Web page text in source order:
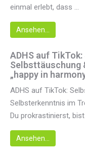
einmal erlebt, dass ...
Ansehen...
ADHS auf
Selbsttäuschung
„happy in
ADHS auf TikTok:
Selbsterkenntnis im
Du prokrastinierst,
Ansehen...